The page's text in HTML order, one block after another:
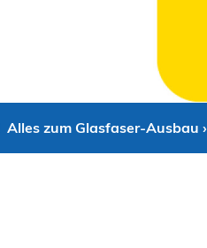
Alles zum Glasfaser-Ausbau ›